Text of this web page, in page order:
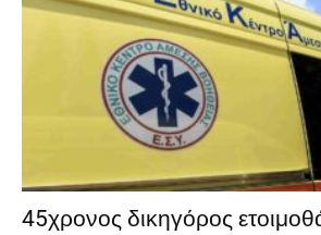
45χρονος δικηγόρος